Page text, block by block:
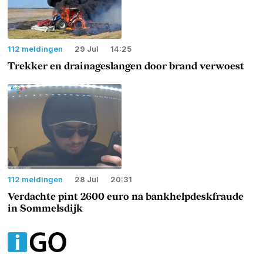
112 meldingen 29 Jul 14:25
Trekker en drainageslangen door brand verwoest
112 meldingen 28 Jul 20:31
Verdachte pint 2600 euro na bankhelpdeskfraude
in Sommelsdijk